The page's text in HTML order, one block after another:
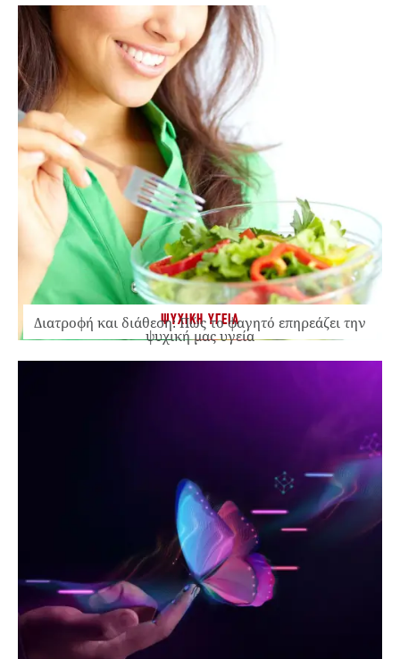
ΨΥΧΙΚΗ ΥΓΕΙΑ
Διατροφή και διάθεση: Πώς το φαγητό επηρεάζει την
ψυχική μας υγεία